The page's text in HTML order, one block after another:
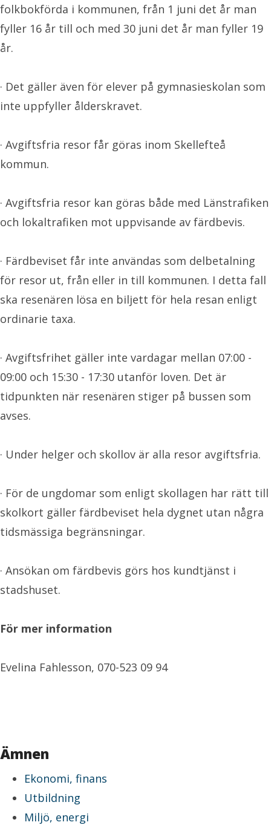
folkbokförda i kommunen, från 1 juni det år man
fyller 16 år till och med 30 juni det år man fyller 19
år.
· Det gäller även för elever på gymnasieskolan som
inte uppfyller ålderskravet.
· Avgiftsfria resor får göras inom Skellefteå
kommun.
· Avgiftsfria resor kan göras både med Länstrafiken
och lokaltrafiken mot uppvisande av färdbevis.
· Färdbeviset får inte användas som delbetalning
för resor ut, från eller in till kommunen. I detta fall
ska resenären lösa en biljett för hela resan enligt
ordinarie taxa.
· Avgiftsfrihet gäller inte vardagar mellan 07:00 -
09:00 och 15:30 - 17:30 utanför loven. Det är
tidpunkten när resenären stiger på bussen som
avses.
· Under helger och skollov är alla resor avgiftsfria.
· För de ungdomar som enligt skollagen har rätt till
skolkort gäller färdbeviset hela dygnet utan några
tidsmässiga begränsningar.
· Ansökan om färdbevis görs hos kundtjänst i
stadshuset.
För mer information
Evelina Fahlesson, 070-523 09 94
Ämnen
Ekonomi, finans
Utbildning
Miljö, energi